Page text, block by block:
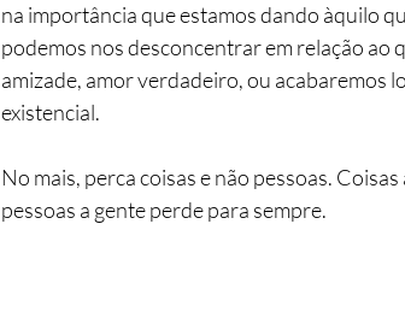
na importância que estamos dando àquilo
podemos nos desconcentrar em relação ao
amizade, amor verdadeiro, ou acabaremos
existencial.
No mais, perca coisas e não pessoas.
pessoas a gente perde para sempre.